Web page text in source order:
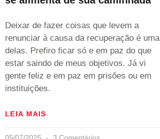
Deixar de fazer coisas que levem a
renunciar à causa da recuperação é uma
delas. Prefiro ficar só e em paz do que
estar saindo de meus objetivos. Já vi
gente feliz e em paz em prisões ou em
instituições.
LEIA MAIS